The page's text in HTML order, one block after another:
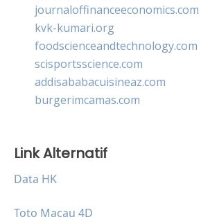
journaloffinanceeconomics.com
kvk-kumari.org
foodscienceandtechnology.com
scisportsscience.com
addisababacuisineaz.com
burgerimcamas.com
Link Alternatif
Data HK
Toto Macau 4D